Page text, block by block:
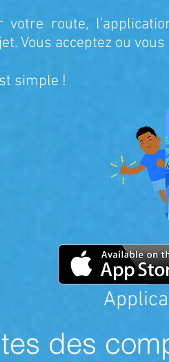
votre route,
Vous acceptez ou
simple !
des